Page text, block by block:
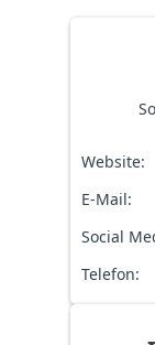
Website:
E-Mail:
Social
Telefon: